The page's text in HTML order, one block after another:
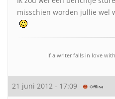
misschien worden jullie wel
If a writer falls in love
21 juni 2012 - 17:09